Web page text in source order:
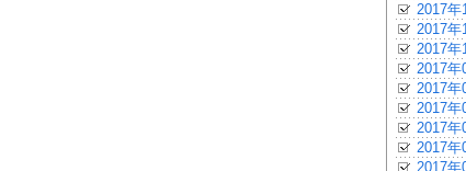
2017年
2017年
2017年
2017年
2017年
2017年
2017年
2017年
2017年